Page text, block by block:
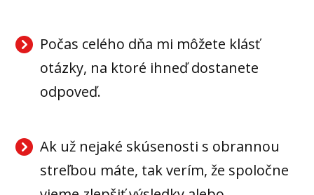
Počas celého dňa mi môžete klásť
otázky, na ktoré ihneď dostanete
odpoveď.
Ak už nejaké skúsenosti s obrannou
streľbou máte, tak verím, že spoločne